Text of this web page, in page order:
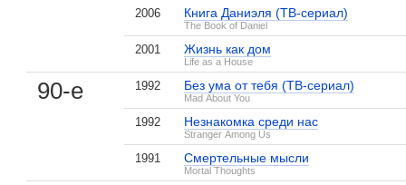
2006 Книга Даниэля (ТВ-сериал)
The Book of Daniel
2001 Жизнь как дом
Life as a House
90-е 1992 Без ума от тебя (ТВ-сериал)
Mad About You
1992 Незнакомка среди нас
Stranger Among Us
1991 Смертельные мысли
Mortal Thoughts